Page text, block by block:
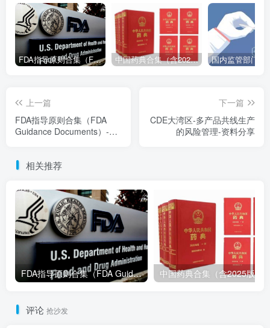
FDA指导原则合集（FDA Guidance Documents）-持续更新 中国药典合集（含2025版以及历年所有版本下载地址）
上一篇
FDA指导原则合集（FDA
Guidance Documents）-持
下一篇
CDE大湾区-多产品共线生产
的风险管理-资料分享
相关推荐
FDA指导原则合集（FDA Guidance Documents）-持续更新
评论 抢沙发